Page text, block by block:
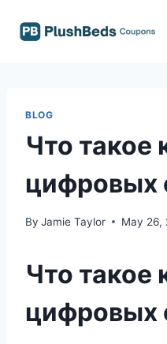
BLOG
Что такое
цифровых
By Jamie Taylor May 26,
Что такое
цифровых